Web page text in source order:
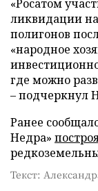
«Росатом
ликвидации
полигонов
«народное
где можно
– подчеркнул
Ранее
Недра»
Текст: